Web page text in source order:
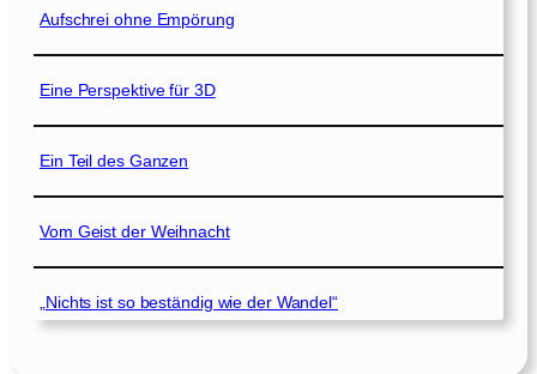
Aufschrei ohne Empörung
Eine Perspektive für 3D
Ein Teil des Ganzen
Vom Geist der Weihnacht
„Nichts ist so beständig wie der Wandel“